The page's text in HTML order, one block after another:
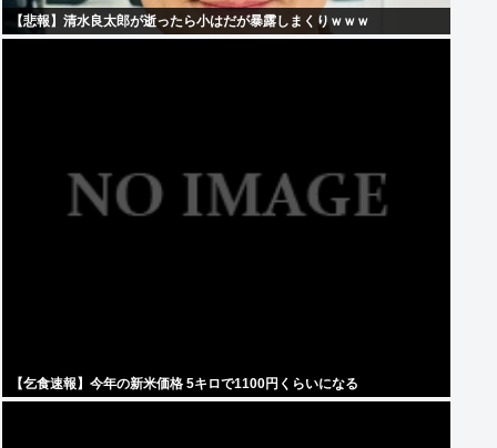
【悲報】清水良太郎が逝ったら小はだが暴露しまくりｗｗｗ
【乞食速報】今年の新米価格 5キロで1100円くらいになる